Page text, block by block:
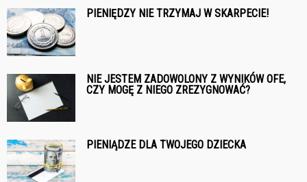
PIENIĘDZY NIE TRZYMAJ W SKARPECIE!
NIE JESTEM ZADOWOLONY Z WYNIKÓW OFE,
CZY MOGĘ Z NIEGO ZREZYGNOWAĆ?
PIENIĄDZE DLA TWOJEGO DZIECKA